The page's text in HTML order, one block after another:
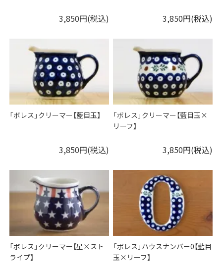
3,850円(税込) 3,850円(税込)
「ボレス」クリーマー【藍目玉】
3,850円(税込)
「ボレス」クリーマー【藍目玉×
リーフ】
3,850円(税込)
「ボレス」クリーマー【星×スト
ライプ】
「ボレス」ハウスナンバー0【藍目
玉×リーフ】